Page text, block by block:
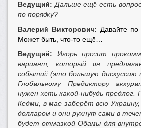
Ведущий: Дальше ещё есть
по порядку?
Валерий Викторович: Давайте по
Может быть, что-то ещё…
Ведущий:
Игорь просит
вариант, который он
событий (это большую дискуссию
Глобальному Предиктору
нужен хоть какой-нибудь предлог.
Кедми, в мае заберёт всю
долларом и они рухнут сами в
будет отмазкой Обамы для